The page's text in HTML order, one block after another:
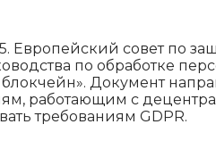
Европейский совет по
по обработке
Документ
работающим с
требованиям GDPR.